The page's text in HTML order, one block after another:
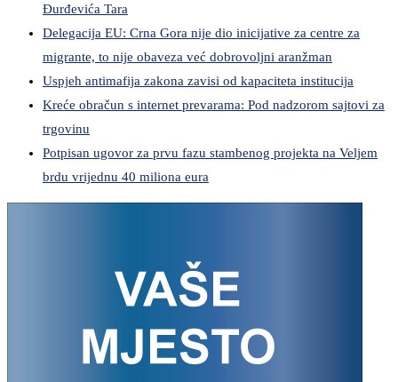
Đurđevića Tara
Delegacija EU: Crna Gora nije dio inicijative za centre za
migrante, to nije obaveza već dobrovoljni aranžman
Uspjeh antimafija zakona zavisi od kapaciteta institucija
Kreće obračun s internet prevarama: Pod nadzorom sajtovi za
trgovinu
Potpisan ugovor za prvu fazu stambenog projekta na Veljem
brdu vrijednu 40 miliona eura